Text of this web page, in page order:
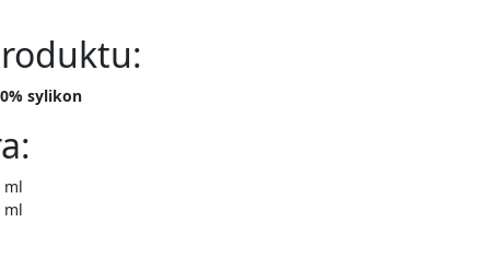
sylikon
ml
ml